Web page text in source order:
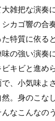
雑把な演奏
カゴ響の合
特質に依る
の強い演奏
キビと進め
、小気味よ
。身のこな
なこんなの